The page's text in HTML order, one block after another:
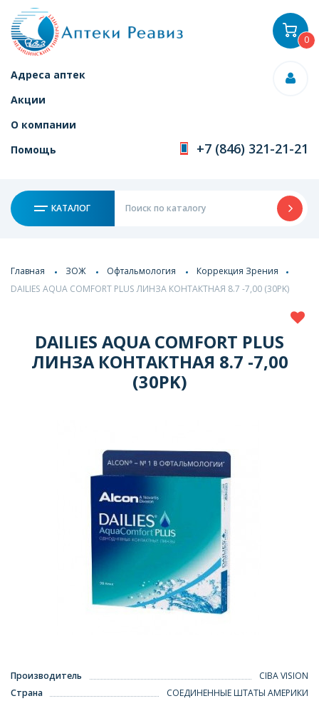
Адреса аптек
Акции
О компании
Помощь
+7 (846) 321-21-21
КАТАЛОГ
0
Главная ЗОЖ Офтальмология
Коррекция Зрения
DAILIES AQUA COMFORT PLUS ЛИНЗА КОНТАКТНАЯ 8.7 -7,00 (30PK)
DAILIES AQUA COMFORT PLUS
ЛИНЗА КОНТАКТНАЯ 8.7 -7,00
(30PK)
Производитель
CIBA VISION
Страна
СОЕДИНЕННЫЕ ШТАТЫ АМЕРИКИ